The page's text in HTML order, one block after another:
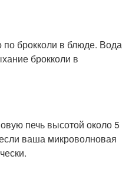
брокколи в блюде. Вода
брокколи в
печь высотой около 5
ваша микроволновая